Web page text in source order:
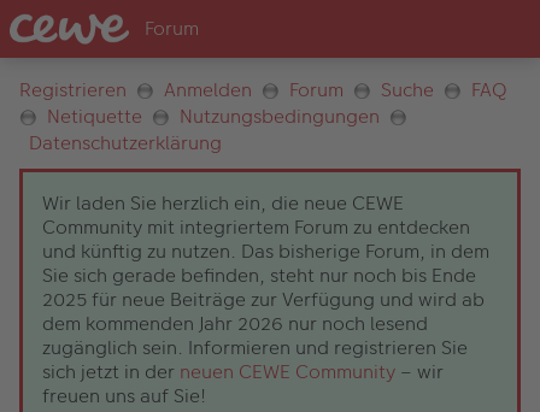
Registrieren Anmelden Forum Suche
FAQ
Netiquette
Nutzungsbedingungen
Datenschutzerklärung
Wir laden Sie herzlich ein, die neue CEWE
Community mit integriertem Forum zu entdecken
und künftig zu nutzen. Das bisherige Forum, in dem
Sie sich gerade befinden, steht nur noch bis Ende
2025 für neue Beiträge zur Verfügung und wird ab
dem kommenden Jahr 2026 nur noch lesend
zugänglich sein. Informieren und registrieren Sie
sich jetzt in der neuen CEWE Community – wir
freuen uns auf Sie!